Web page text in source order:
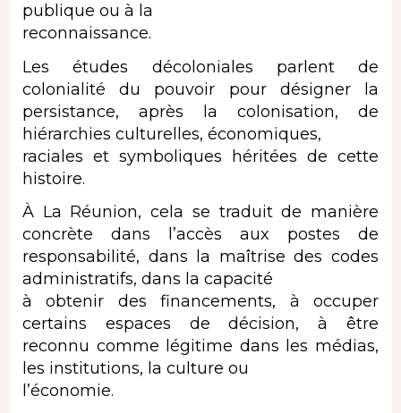
publique ou à la
reconnaissance.
Les études décoloniales parlent de
colonialité du pouvoir pour désigner la
persistance, après la colonisation, de
hiérarchies culturelles, économiques,
raciales et symboliques héritées de cette
histoire.
À La Réunion, cela se traduit de manière
concrète dans l’accès aux postes de
responsabilité, dans la maîtrise des codes
administratifs, dans la capacité
à obtenir des financements, à occuper
certains espaces de décision, à être
reconnu comme légitime dans les médias,
les institutions, la culture ou
l’économie.